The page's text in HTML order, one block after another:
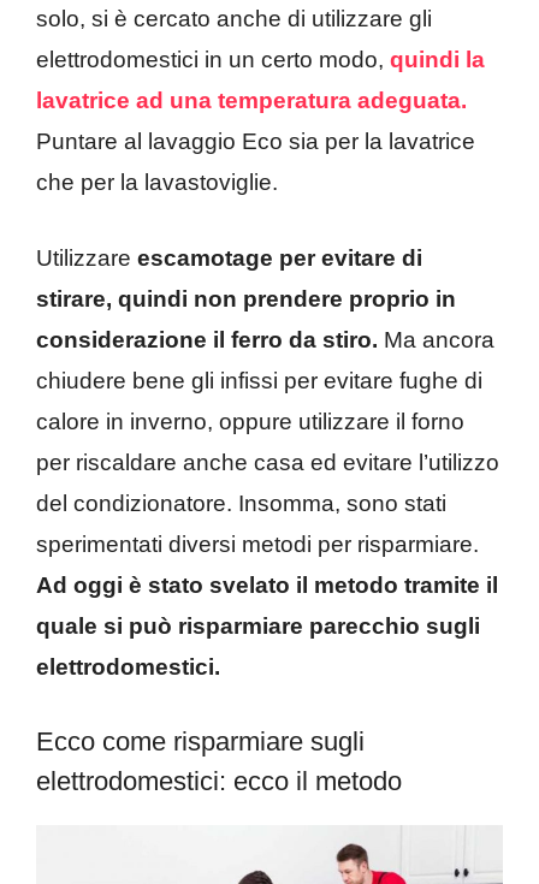
solo, si è cercato anche di utilizzare gli
elettrodomestici in un certo modo, quindi la
lavatrice ad una temperatura adeguata.
Puntare al lavaggio Eco sia per la lavatrice
che per la lavastoviglie.
Utilizzare escamotage per evitare di
stirare, quindi non prendere proprio in
considerazione il ferro da stiro. Ma ancora
chiudere bene gli infissi per evitare fughe di
calore in inverno, oppure utilizzare il forno
per riscaldare anche casa ed evitare l’utilizzo
del condizionatore. Insomma, sono stati
sperimentati diversi metodi per risparmiare.
Ad oggi è stato svelato il metodo tramite il
quale si può risparmiare parecchio sugli
elettrodomestici.
Ecco come risparmiare sugli
elettrodomestici: ecco il metodo